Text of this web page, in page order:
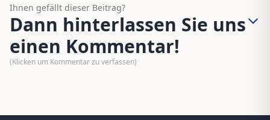
Ihnen gefällt dieser Beitrag?
Dann hinterlassen Sie uns
einen Kommentar!
(Klicken um Kommentar zu verfassen)